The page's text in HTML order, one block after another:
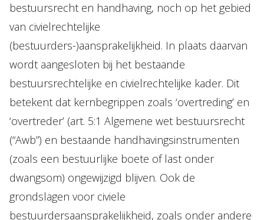
bestuursrecht en handhaving, noch op het gebied
van civielrechtelijke
(bestuurders-)aansprakelijkheid. In plaats daarvan
wordt aangesloten bij het bestaande
bestuursrechtelijke en civielrechtelijke kader. Dit
betekent dat kernbegrippen zoals ‘overtreding’ en
‘overtreder’ (art. 5:1 Algemene wet bestuursrecht
(“Awb”) en bestaande handhavingsinstrumenten
(zoals een bestuurlijke boete of last onder
dwangsom) ongewijzigd blijven. Ook de
grondslagen voor civiele
bestuurdersaansprakelijkheid, zoals onder andere